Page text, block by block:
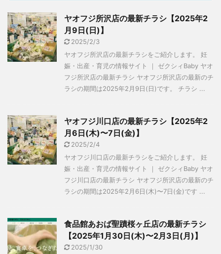
ヤオフジ所沢店の最新チラシ【2025年2
月9日(日)】
2025/2/3
ヤオフジ所沢店の最新チラシをご紹介します。 妊
娠・出産・育児の情報サイト ｜ ゼクシィBaby ヤオ
フジ所沢店の最新チラシ ヤオフジ所沢店の最新のチ
ラシの期間は2025年2月9日(日)です。 チラシ ...
ヤオフジ川口店の最新チラシ【2025年2
月6日(木)〜7日(金)】
2025/2/4
ヤオフジ川口店の最新チラシをご紹介します。 妊
娠・出産・育児の情報サイト ｜ ゼクシィBaby ヤオ
フジ川口店の最新チラシ ヤオフジ所沢店の最新のチ
ラシの期間は2025年2月6日(木)〜7日(金)です ...
食品館あおば聖蹟桜ヶ丘店の最新チラシ
【2025年1月30日(木)〜2月3日(月)】
2025/1/30